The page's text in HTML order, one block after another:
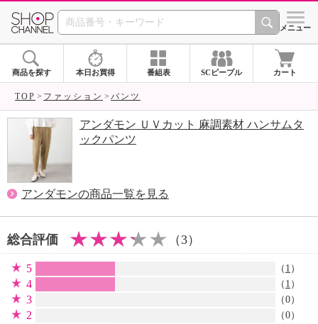
SHOP CHANNEL シメニュー
商品を探す 本日お買得 番組表 SCピープル カート
TOP ファッション パンツ
アンダモン ＵＶカット 麻調素材 ハンサムタ
ックパンツ
アンダモンの商品一覧を見る
総合評価 （3）
5 （ 1 ）
4 （ 1 ）
3 （0）
2 （0）